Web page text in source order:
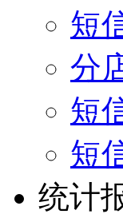
短
分
短
短
统计